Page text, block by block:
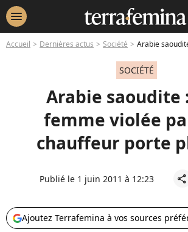
menu
Accueil Dernières actus Société Arabie saoudite : une
SOCIÉTÉ
Arabie saoudite
femme violée
chauffeur porte
Publié le 1 juin 2011 à 12:23 share
Ajoutez Terrafemina à vos sources